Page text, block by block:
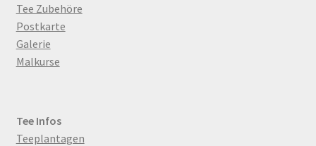
Tee Zubehöre
Postkarte
Galerie
Malkurse
Tee Infos
Teeplantagen